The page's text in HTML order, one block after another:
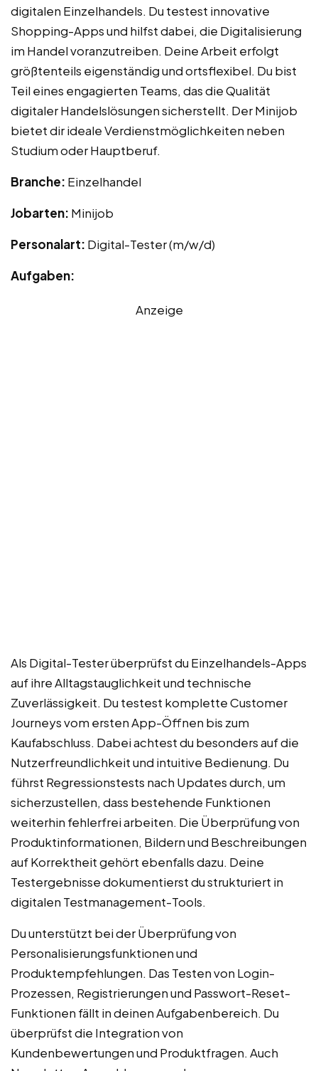
digitalen Einzelhandels. Du testest innovative
Shopping-Apps und hilfst dabei, die Digitalisierung
im Handel voranzutreiben. Deine Arbeit erfolgt
größtenteils eigenständig und ortsflexibel. Du bist
Teil eines engagierten Teams, das die Qualität
digitaler Handelslösungen sicherstellt. Der Minijob
bietet dir ideale Verdienstmöglichkeiten neben
Studium oder Hauptberuf.
Branche: Einzelhandel
Jobarten: Minijob
Personalart: Digital-Tester (m/w/d)
Aufgaben:
Anzeige
Als Digital-Tester überprüfst du Einzelhandels-Apps
auf ihre Alltagstauglichkeit und technische
Zuverlässigkeit. Du testest komplette Customer
Journeys vom ersten App-Öffnen bis zum
Kaufabschluss. Dabei achtest du besonders auf die
Nutzerfreundlichkeit und intuitive Bedienung. Du
führst Regressionstests nach Updates durch, um
sicherzustellen, dass bestehende Funktionen
weiterhin fehlerfrei arbeiten. Die Überprüfung von
Produktinformationen, Bildern und Beschreibungen
auf Korrektheit gehört ebenfalls dazu. Deine
Testergebnisse dokumentierst du strukturiert in
digitalen Testmanagement-Tools.
Du unterstützt bei der Überprüfung von
Personalisierungsfunktionen und
Produktempfehlungen. Das Testen von Login-
Prozessen, Registrierungen und Passwort-Reset-
Funktionen fällt in deinen Aufgabenbereich. Du
überprüfst die Integration von
Kundenbewertungen und Produktfragen. Auch